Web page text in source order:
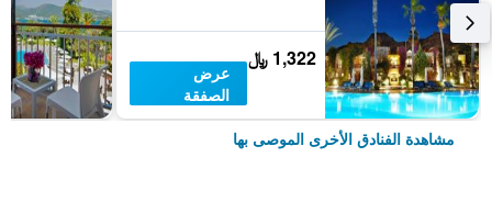
1,322 ﷼
عرض
الصفقة
مشاهدة الفنادق الأخرى الموصى بها